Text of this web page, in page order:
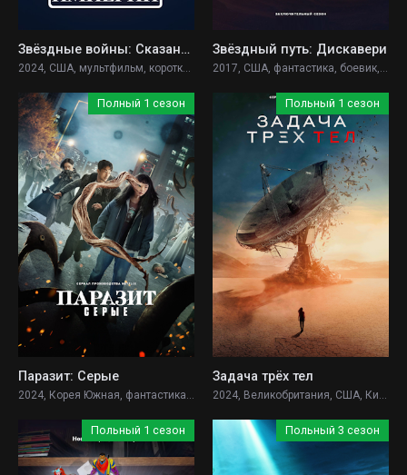
Звёздные войны: Сказания об Империи
2024, США, мультфильм, короткометражка, фантастика, фэнтези, боевик, драма, приключения,
Звёздный путь: Дискавери
2017, США, фантастика, боевик, драма, приключения,
Полный 1 сезон
Паразит: Серые
2024, Корея Южная, фантастика, боевик,
Польный 1 сезон
Задача трёх тел
2024, Великобритания, США, Китай, фантастика, триллер, драма, детектив,
Польный 1 сезон Польный 3 сезон